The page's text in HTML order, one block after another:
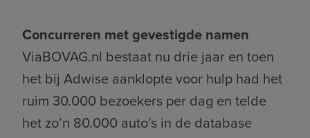
Concurreren met gevestigde namen
ViaBOVAG.nl bestaat nu drie jaar en toen
het bij Adwise aanklopte voor hulp had het
ruim 30.000 bezoekers per dag en telde
het zo’n 80.000 auto’s in de database